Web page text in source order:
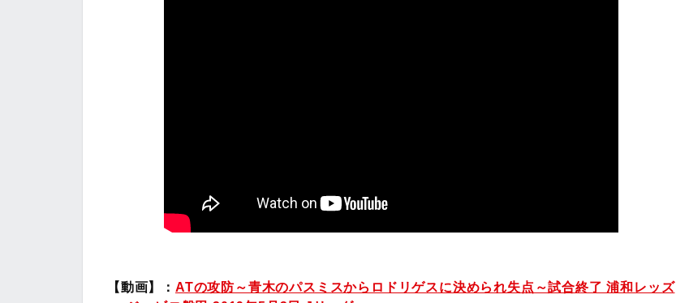
【動画】： ATの攻防～青木のパスミスからロドリゲスに決められ失点～試合終了 浦和レッズ